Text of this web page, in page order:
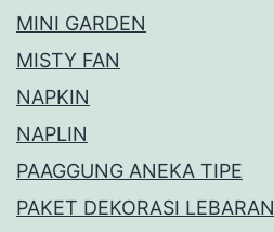
MINI GARDEN
MISTY FAN
NAPKIN
NAPLIN
PAAGGUNG ANEKA TIPE
PAKET DEKORASI LEBARAN